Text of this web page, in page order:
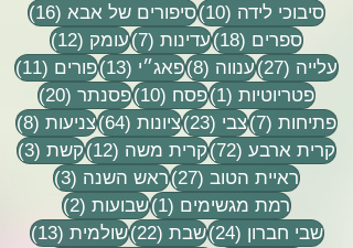
סיבוכי לידה (10) 10 פוסטים
סיפורים של אבא (16)
16 פוסטים
ספרים (18) 18 פוסטים
עדינות (7) 7 פוסטיםעומק (12)
12 פוסטים
עלייה (27) 27 פוסטים
ענווה (8) 8 פוסטיםפאג״י (13) 13 פוסטים
פורים (11)
11
פטריוטיות (1) פוסט 1
פסח (10) 10 פוסטים
פסנתר (20)
20 פוסטים
פתיחות (7) 7 פוסטיםצבי (23) 23 פוסטים
ציונות (64) 64 פוסטים
צניעות (8)
8 פוסטים
קרית ארבע (72) 72 פוסטים
קרית משה (12) 12 פוסטים
קשת (3)
3 פוסטים
ראיית הטוב (27) 27 פוסטים
ראש השנה (3)
3 פוסטים
רמת מגשימים (1) פוסט 1
שבועות (2)
2 פוסטים
שבי חברון (24) 24 פוסטים
שבת (22) 22 פוסטים
שולמית (13)
13 פוסטים